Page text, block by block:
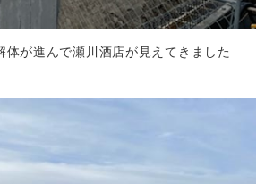
体が進んで瀬川酒店が見えてきました